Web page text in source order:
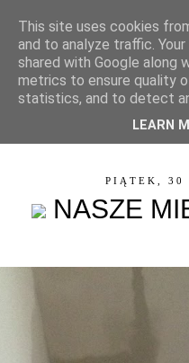
PIĄTEK, 30
NASZE
This site uses cookies
and to analyze traffic.
shared with Google along
metrics to ensure quality
statistics, and to detect
LEARN